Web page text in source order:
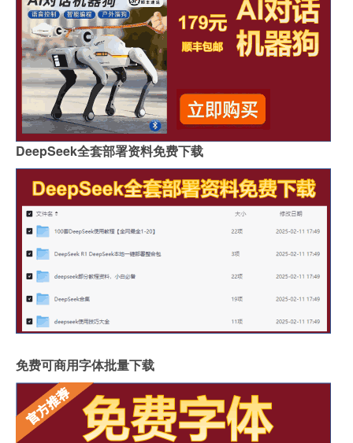
DeepSeek全套部署资料免费下载
免费可商用字体批量下载